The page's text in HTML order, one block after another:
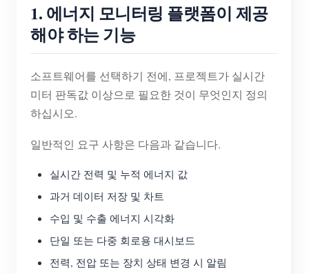
1. 에너지 모니터링 플랫폼이 제공
해야 하는 기능
소프트웨어를 선택하기 전에, 프로젝트가 실시간
미터 판독값 이상으로 필요한 것이 무엇인지 정의
하십시오.
일반적인 요구 사항은 다음과 같습니다.
실시간 전력 및 누적 에너지 값
과거 데이터 저장 및 차트
수입 및 수출 에너지 시각화
단일 또는 다중 회로용 대시보드
전력, 전압 또는 장치 상태 변경 시 알림